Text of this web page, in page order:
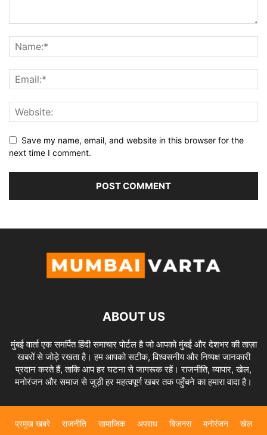
Save my name, email, and website in this browser for the
next time I comment.
ABOUT US
मुंबई वार्ता एक समर्पित हिंदी समाचार पोर्टल है जो आपको मुंबई और देशभर की ताज़ा
खबरों से जोड़े रखता है। हम आपको सटीक, विश्वसनीय और निष्पक्ष जानकारी
प्रदान करते हैं, ताकि आप हर घटना से जागरूक रहें। राजनीति, व्यापार, खेल,
मनोरंजन और समाज से जुड़ी हर महत्वपूर्ण खबर तक पहुँचने का हमारा वादा है।
प्रमुख खबरे राजनीति सामाजिक अपराध बिज़नस मनोरंजन खेल